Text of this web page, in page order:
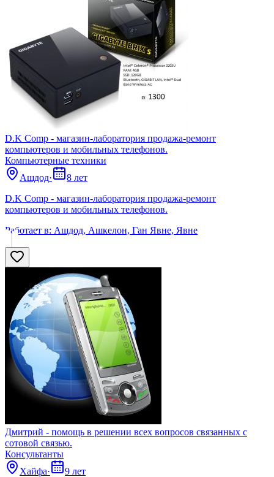
D.K Comp - магазин-лаборатория продажа-ремонт
компьютеров и мобильных телефонов.
Компьютерные техники
Ашдод·
8 лет
D.K Comp - магазин-лаборатория продажа-ремонт
компьютеров и мобильных телефонов.
Работает в: Ашдод, Ашкелон, Ган Явне, Явне
Дмитрий - помощь в решении всех вопросов связанных с
сотовой связью.
Консультанты
Хайфа·
9 лет